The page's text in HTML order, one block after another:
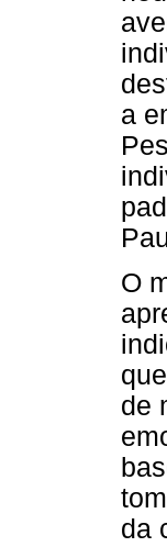
a
O
de
da